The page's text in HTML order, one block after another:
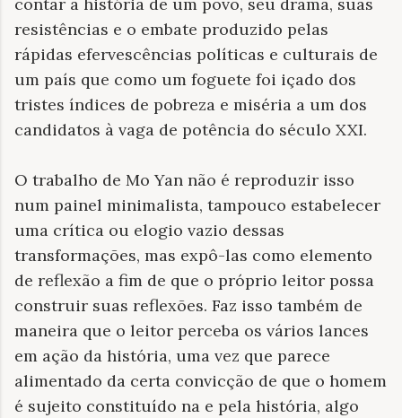
contar a história de um povo, seu drama, suas
resistências e o embate produzido pelas
rápidas efervescências políticas e culturais de
um país que como um foguete foi içado dos
tristes índices de pobreza e miséria a um dos
candidatos à vaga de potência do século XXI.
O trabalho de Mo Yan não é reproduzir isso
num painel minimalista, tampouco estabelecer
uma crítica ou elogio vazio dessas
transformações, mas expô-las como elemento
de reflexão a fim de que o próprio leitor possa
construir suas reflexões. Faz isso também de
maneira que o leitor perceba os vários lances
em ação da história, uma vez que parece
alimentado da certa convicção de que o homem
é sujeito constituído na e pela história, algo